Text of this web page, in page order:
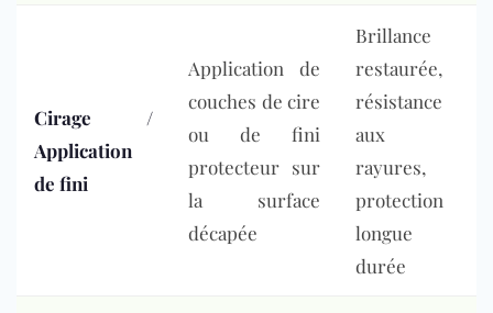
Cirage /
Application
de fini
Application de
couches de cire
ou de fini
protecteur sur
la surface
décapée
Brillance
restaurée,
résistance
aux
rayures,
protection
longue
durée